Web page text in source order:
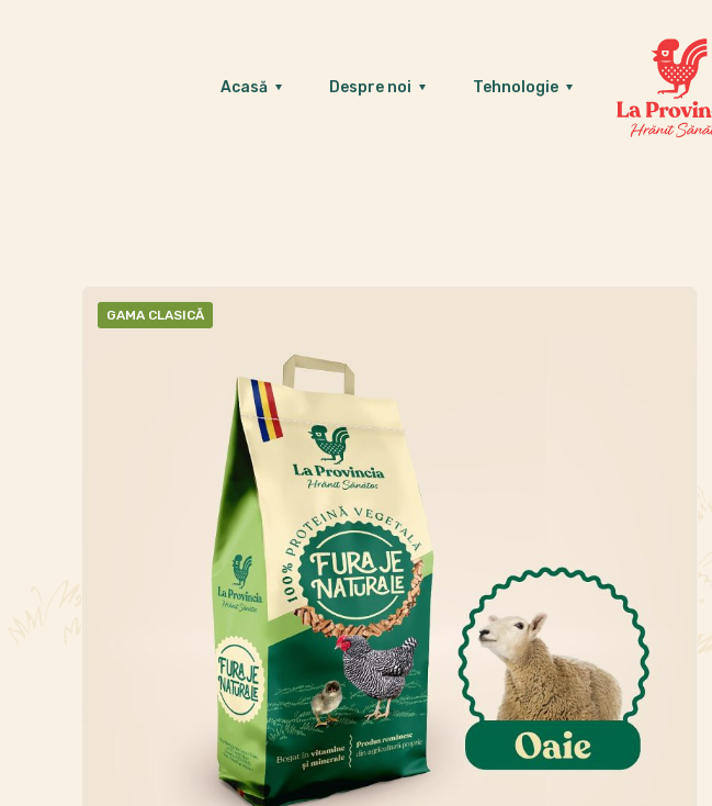
Acasă Despre noi Tehnologie
GAMA CLASICĂ